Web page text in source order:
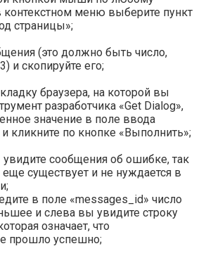
меню выберите пункт
страницы»;
(это должно быть число,
и скопируйте его;
браузера, на которой вы
разработчика «Get Dialog»,
значение в поле ввода
кликните по кнопке «Выполнить»;
увидите сообщения об ошибке, так
существует и не нуждается в
в поле «messages_id» число
и слева вы увидите строку
означает, что
прошло успешно;